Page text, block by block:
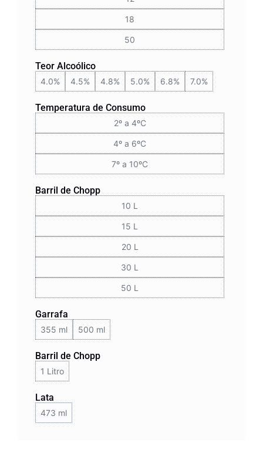
18
50
Teor Alcoólico
4.0% 4.5% 4.8% 5.0% 6.8% 7.0%
Temperatura de Consumo
2º a 4ºC
4º a 6ºC
7º a 10ºC
Barril de Chopp
10 L
15 L
20 L
30 L
50 L
Garrafa
355 ml 500 ml
Barril de Chopp
1 Litro
Lata
473 ml